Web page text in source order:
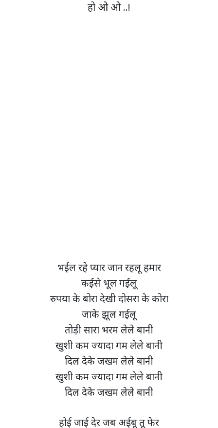
हो ओ ओ ..!
भईल रहे प्यार जान रहलू हमार
कईसे भूल गईलू
रुपया के बोरा देखी दोसरा के कोरा
जाके झूल गईलू
तोड़ी सारा भरम लेले बानी
खुशी कम ज्यादा गम लेले बानी
दिल देके जखम लेले बानी
खुशी कम ज्यादा गम लेले बानी
दिल देके जखम लेले बानी
होई जाई देर जब अईबू तू फेर